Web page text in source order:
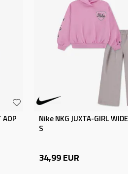
AOP
Nike NKG JUXTA-GIRL
S
34,99EUR